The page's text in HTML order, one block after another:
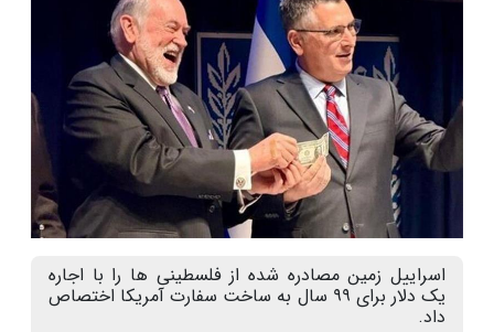
اسراییل زمین مصادره شده از فلسطینی ها را با اجاره
یک دلار برای ۹۹ سال به ساخت سفارت آمریکا اختصاص
داد.